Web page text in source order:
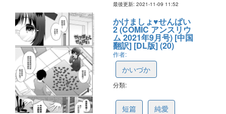
最後更新: 2021-11-09 11:52
かけましょ♥せんぱい
2 (COMIC アンスリウ
ム 2021年9月号) [中国
翻訳] [DL版] (20)
作者:
かいづか
分類:
短篇 純愛